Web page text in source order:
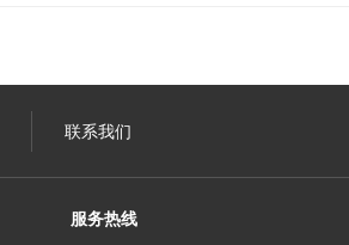
联系我们
服务热线